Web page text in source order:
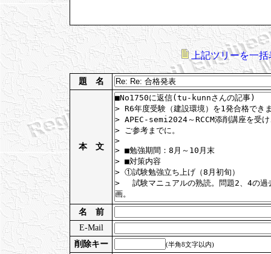
上記ツリーを一括
題 名
本 文
名 前
E-Mail
削除キー
(半角8文字以内)